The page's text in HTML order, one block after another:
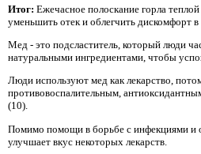
Итог: Ежечасное полоскание горла
уменьшить отек и облегчить дискомфорт в
Мед - это подсластитель, который люди
натуральными ингредиентами, чтобы
Люди используют мед как лекарство,
противовоспалительным,
(10).
Помимо помощи в борьбе с инфекциями и
улучшает вкус некоторых лекарств.